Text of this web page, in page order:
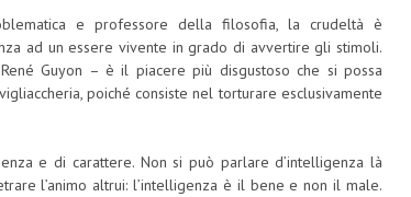
e professore della filosofia, la crudeltà è
ad un essere vivente in grado di avvertire gli stimoli.
Guyon – è il piacere più disgustoso che si possa
poiché consiste nel torturare esclusivamente
e di carattere. Non si può parlare d’intelligenza là
l’animo altrui: l’intelligenza è il bene e non il male.